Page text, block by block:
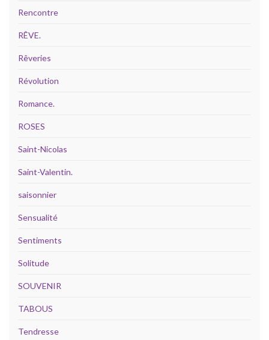
Rencontre
RÊVE.
Rêveries
Révolution
Romance.
ROSES
Saint-Nicolas
Saint-Valentin.
saisonnier
Sensualité
Sentiments
Solitude
SOUVENIR
TABOUS
Tendresse